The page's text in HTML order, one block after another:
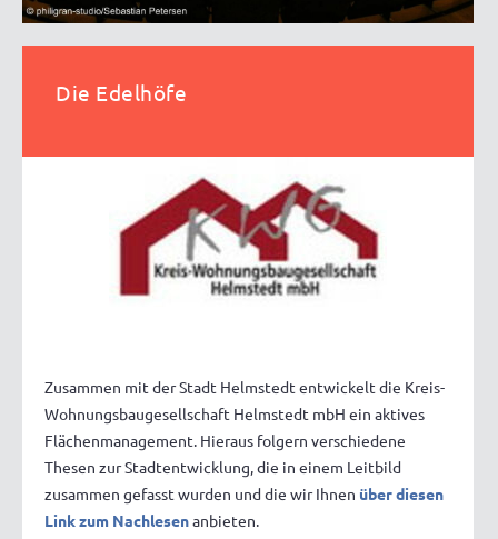
Die Edelhöfe
Zusammen mit der Stadt Helmstedt entwickelt die Kreis-
Wohnungsbaugesellschaft Helmstedt mbH ein aktives
Flächenmanagement. Hieraus folgern verschiedene
Thesen zur Stadtentwicklung, die in einem Leitbild
zusammen gefasst wurden und die wir Ihnen über diesen
Link zum Nachlesenanbieten.